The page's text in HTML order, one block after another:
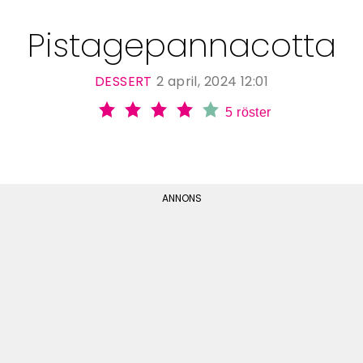
Pistagepannacotta
DESSERT 2 april, 2024 12:01
5 röster